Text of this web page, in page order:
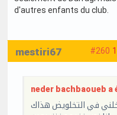
d'autres enfants du club.
#260
mestiri67
neder bachbaoueb a
في التخلويض هذاك